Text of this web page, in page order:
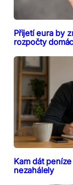
Přijetí eura by
rozpočty
Kam dát
nezahálely